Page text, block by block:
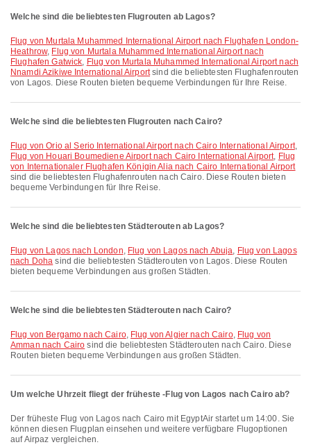
Welche sind die beliebtesten Flugrouten ab Lagos?
Flug von Murtala Muhammed International Airport nach Flughafen London-
Heathrow, Flug von Murtala Muhammed International Airport nach
Flughafen Gatwick, Flug von Murtala Muhammed International Airport nach
Nnamdi Azikiwe International Airportsind die beliebtesten Flughafenrouten
von Lagos. Diese Routen bieten bequeme Verbindungen für Ihre Reise.
Welche sind die beliebtesten Flugrouten nach Cairo?
Flug von Orio al Serio International Airport nach Cairo International Airport,
Flug von Houari Boumediene Airport nach Cairo International Airport, Flug
von Internationaler Flughafen Königin Alia nach Cairo International Airport
sind die beliebtesten Flughafenrouten nach Cairo. Diese Routen bieten
bequeme Verbindungen für Ihre Reise.
Welche sind die beliebtesten Städterouten ab Lagos?
Flug von Lagos nach London, Flug von Lagos nach Abuja, Flug von Lagos
nach Doha sind die beliebtesten Städterouten von Lagos. Diese Routen
bieten bequeme Verbindungen aus großen Städten.
Welche sind die beliebtesten Städterouten nach Cairo?
Flug von Bergamo nach Cairo, Flug von Algier nach Cairo, Flug von
Amman nach Cairo sind die beliebtesten Städterouten nach Cairo. Diese
Routen bieten bequeme Verbindungen aus großen Städten.
Um welche Uhrzeit fliegt der früheste -Flug von Lagos nach Cairo ab?
Der früheste Flug von Lagos nach Cairo mit EgyptAir startet um 14:00. Sie
können diesen Flugplan einsehen und weitere verfügbare Flugoptionen
auf Airpaz vergleichen.